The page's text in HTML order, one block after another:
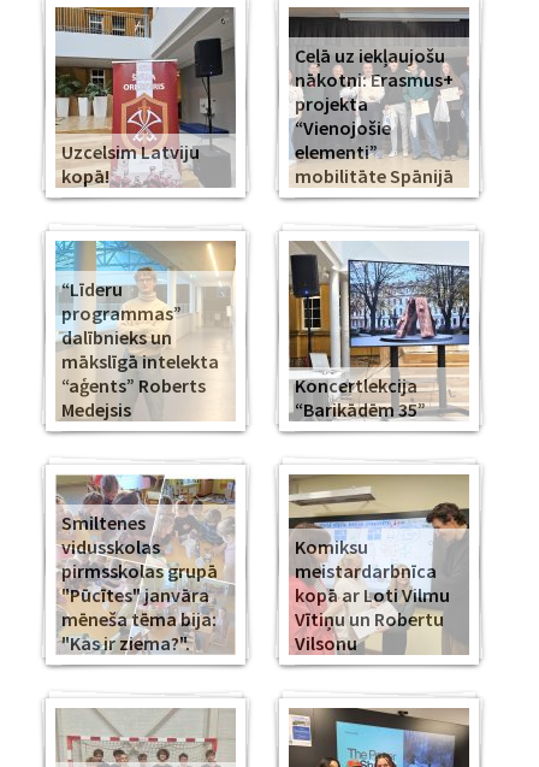
Uzcelsim Latviju
kopā!
Ceļā uz iekļaujošu
nākotni: Erasmus+
projekta
“Vienojošie
elementi”
mobilitāte Spānijā
“Līderu
programmas”
dalībnieks un
mākslīgā intelekta
“aģents” Roberts
Medejsis
Koncertlekcija
“Barikādēm 35”
Smiltenes
vidusskolas
pirmsskolas grupā
"Pūcītes" janvāra
mēneša tēma bija:
"Kas ir ziema?".
Komiksu
meistardarbnīca
kopā ar Loti Vilmu
Vītiņu un Robertu
Vilsonu